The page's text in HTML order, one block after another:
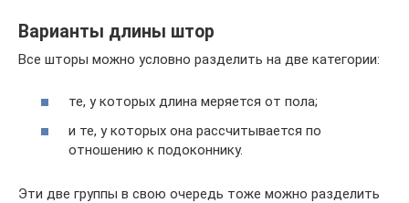
Варианты длины штор
Все шторы можно условно разделить на две категории:
те, у которых длина меряется от пола;
и те, у которых она рассчитывается по
отношению к подоконнику.
Эти две группы в свою очередь тоже можно разделить